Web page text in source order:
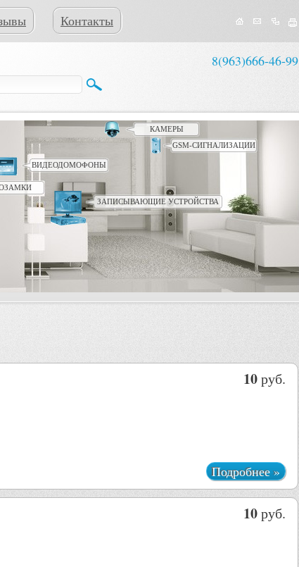
Контакты
8(963)666-46-99
КАМЕРЫ
GSM-СИГНАЛИЗАЦИИ
ВИДЕОДОМОФОНЫ
ЗАПИСЫВАЮЩИЕ УСТРОЙСТВА
10руб.
Подробнее »
10руб.